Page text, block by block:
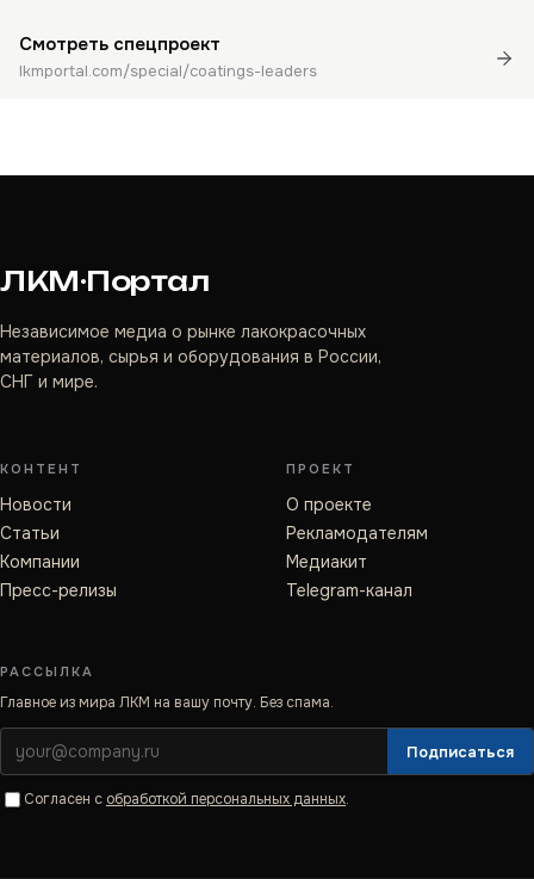
Смотреть спецпроект
lkmportal.com/special/coatings-leaders
ЛКМ·Портал
Независимое медиа о рынке лакокрасочных
материалов, сырья и оборудования в России,
СНГ и мире.
КОНТЕНТ
Новости
Статьи
Компании
Пресс-релизы
ПРОЕКТ
О проекте
Рекламодателям
Медиакит
Telegram-канал
РАССЫЛКА
Главное из мира ЛКМ на вашу почту. Без спама.
Подписаться
Согласен с обработкой персональных данных.